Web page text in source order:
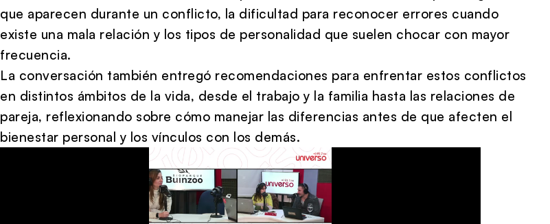
que aparecen durante un conflicto, la dificultad para reconocer errores cuando
existe una mala relación y los tipos de personalidad que suelen chocar con mayor
frecuencia.
La conversación también entregó recomendaciones para enfrentar estos conflictos
en distintos ámbitos de la vida, desde el trabajo y la familia hasta las relaciones de
pareja, reflexionando sobre cómo manejar las diferencias antes de que afecten el
bienestar personal y los vínculos con los demás.